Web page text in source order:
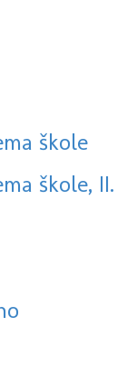
škole
škole, II.